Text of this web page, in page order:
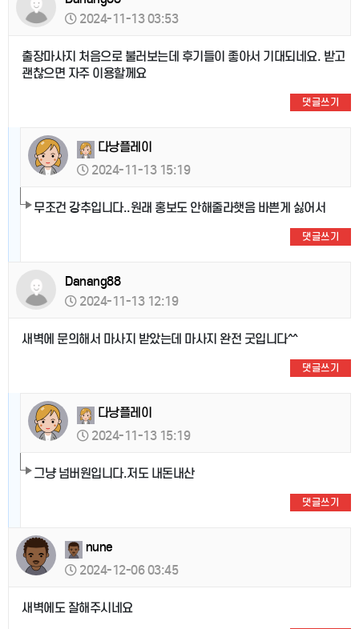
2024-11-13 03:53
출장마사지 처음으로 불러보는데 후기들이 좋아서 기대되네요. 받고
괜찮으면 자주 이용할께요
댓글쓰기
다낭플레이
2024-11-13 15:19
무조건 강추입니다..원래 홍보도 안해줄라햇음 바쁜게 싫어서
댓글쓰기
Danang88
2024-11-13 12:19
새벽에 문의해서 마사지 받았는데 마사지 완전 굿입니다^^
댓글쓰기
다낭플레이
2024-11-13 15:19
그냥 넘버원입니다.저도 내돈내산
댓글쓰기
nune
2024-12-06 03:45
새벽에도 잘해주시네요